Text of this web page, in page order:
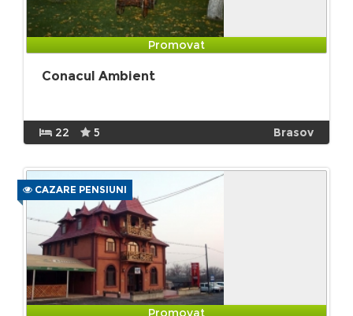
Promovat
Conacul Ambient
22 5 Brasov
CAZARE PENSIUNI
Promovat